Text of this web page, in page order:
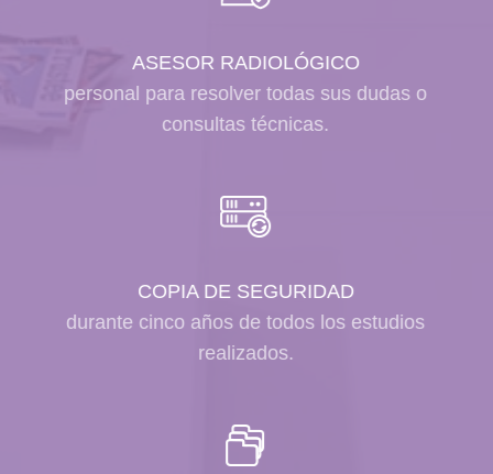
ASESOR RADIOLÓGICO
personal para resolver todas sus dudas o
consultas técnicas.
COPIA DE SEGURIDAD
durante cinco años de todos los estudios
realizados.